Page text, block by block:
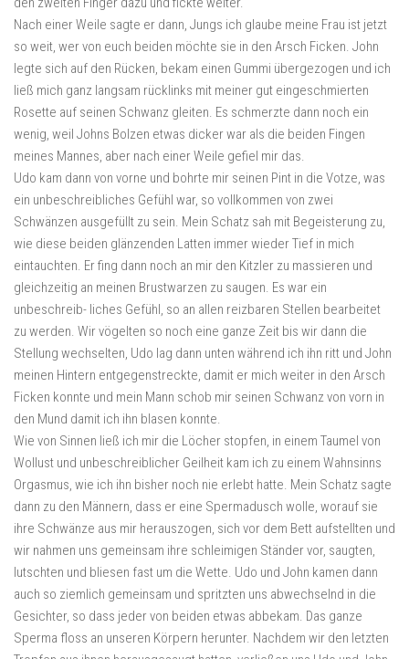
Nach einer Weile sagte er dann, Jungs ich glaube meine Frau ist jetzt
so weit, wer von euch beiden möchte sie in den Arsch Ficken. John
legte sich auf den Rücken, bekam einen Gummi übergezogen und ich
ließ mich ganz langsam rücklinks mit meiner gut eingeschmierten
Rosette auf seinen Schwanz gleiten. Es schmerzte dann noch ein
wenig, weil Johns Bolzen etwas dicker war als die beiden Fingen
meines Mannes, aber nach einer Weile gefiel mir das.
Udo kam dann von vorne und bohrte mir seinen Pint in die Votze, was
ein unbeschreibliches Gefühl war, so vollkommen von zwei
Schwänzen ausgefüllt zu sein. Mein Schatz sah mit Begeisterung zu,
wie diese beiden glänzenden Latten immer wieder Tief in mich
eintauchten. Er fing dann noch an mir den Kitzler zu massieren und
gleichzeitig an meinen Brustwarzen zu saugen. Es war ein
unbeschreib- liches Gefühl, so an allen reizbaren Stellen bearbeitet
zu werden. Wir vögelten so noch eine ganze Zeit bis wir dann die
Stellung wechselten, Udo lag dann unten während ich ihn ritt und John
meinen Hintern entgegenstreckte, damit er mich weiter in den Arsch
Ficken konnte und mein Mann schob mir seinen Schwanz von vorn in
den Mund damit ich ihn blasen konnte.
Wie von Sinnen ließ ich mir die Löcher stopfen, in einem Taumel von
Wollust und unbeschreiblicher Geilheit kam ich zu einem Wahnsinns
Orgasmus, wie ich ihn bisher noch nie erlebt hatte. Mein Schatz sagte
dann zu den Männern, dass er eine Spermadusch wolle, worauf sie
ihre Schwänze aus mir herauszogen, sich vor dem Bett aufstellten und
wir nahmen uns gemeinsam ihre schleimigen Ständer vor, saugten,
lutschten und bliesen fast um die Wette. Udo und John kamen dann
auch so ziemlich gemeinsam und spritzten uns abwechselnd in die
Gesichter, so dass jeder von beiden etwas abbekam. Das ganze
Sperma floss an unseren Körpern herunter. Nachdem wir den letzten